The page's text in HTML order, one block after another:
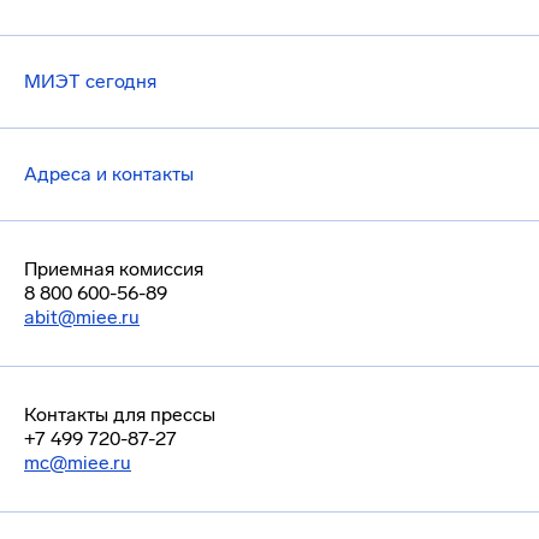
МИЭТ сегодня
Адреса и контакты
Приемная комиссия
8 800 600-56-89
abit@miee.ru
Контакты для прессы
+7 499 720-87-27
mc@miee.ru